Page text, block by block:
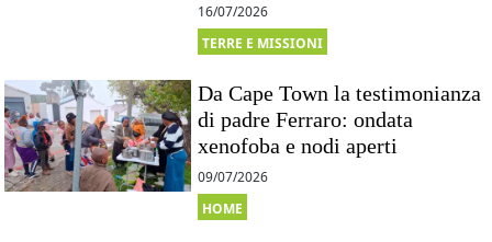
16/07/2026
TERRE E MISSIONI
Da Cape Town la testimonianza
di padre Ferraro: ondata
xenofoba e nodi aperti
09/07/2026
HOME